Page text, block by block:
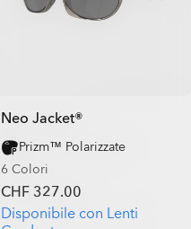
Neo Jacket®
Prizm™ Polarizzate
6 Colori
CHF 327.00
Disponibile con Lenti